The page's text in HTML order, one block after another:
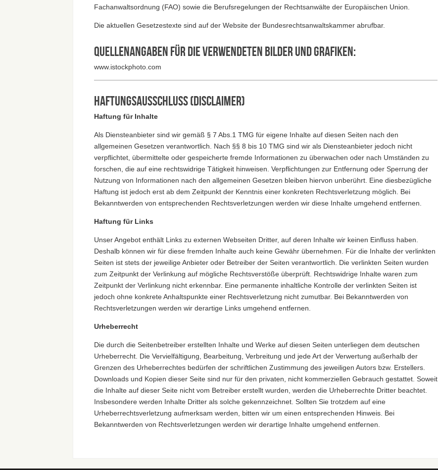
Fachanwaltsordnung (FAO) sowie die Berufsregelungen der Rechtsanwälte der Europäischen Union.
Die aktuellen Gesetzestexte sind auf der Website der Bundesrechtsanwaltskammer abrufbar.
Quellenangaben für die verwendeten Bilder und Grafiken:
www.istockphoto.com
Haftungsausschluss (Disclaimer)
Haftung für Inhalte
Als Diensteanbieter sind wir gemäß § 7 Abs.1 TMG für eigene Inhalte auf diesen Seiten nach den
allgemeinen Gesetzen verantwortlich. Nach §§ 8 bis 10 TMG sind wir als Diensteanbieter jedoch nicht
verpflichtet, übermittelte oder gespeicherte fremde Informationen zu überwachen oder nach Umständen zu
forschen, die auf eine rechtswidrige Tätigkeit hinweisen. Verpflichtungen zur Entfernung oder Sperrung der
Nutzung von Informationen nach den allgemeinen Gesetzen bleiben hiervon unberührt. Eine diesbezügliche
Haftung ist jedoch erst ab dem Zeitpunkt der Kenntnis einer konkreten Rechtsverletzung möglich. Bei
Bekanntwerden von entsprechenden Rechtsverletzungen werden wir diese Inhalte umgehend entfernen.
Haftung für Links
Unser Angebot enthält Links zu externen Webseiten Dritter, auf deren Inhalte wir keinen Einfluss haben.
Deshalb können wir für diese fremden Inhalte auch keine Gewähr übernehmen. Für die Inhalte der verlinkten
Seiten ist stets der jeweilige Anbieter oder Betreiber der Seiten verantwortlich. Die verlinkten Seiten wurden
zum Zeitpunkt der Verlinkung auf mögliche Rechtsverstöße überprüft. Rechtswidrige Inhalte waren zum
Zeitpunkt der Verlinkung nicht erkennbar. Eine permanente inhaltliche Kontrolle der verlinkten Seiten ist
jedoch ohne konkrete Anhaltspunkte einer Rechtsverletzung nicht zumutbar. Bei Bekanntwerden von
Rechtsverletzungen werden wir derartige Links umgehend entfernen.
Urheberrecht
Die durch die Seitenbetreiber erstellten Inhalte und Werke auf diesen Seiten unterliegen dem deutschen
Urheberrecht. Die Vervielfältigung, Bearbeitung, Verbreitung und jede Art der Verwertung außerhalb der
Grenzen des Urheberrechtes bedürfen der schriftlichen Zustimmung des jeweiligen Autors bzw. Erstellers.
Downloads und Kopien dieser Seite sind nur für den privaten, nicht kommerziellen Gebrauch gestattet. Soweit
die Inhalte auf dieser Seite nicht vom Betreiber erstellt wurden, werden die Urheberrechte Dritter beachtet.
Insbesondere werden Inhalte Dritter als solche gekennzeichnet. Sollten Sie trotzdem auf eine
Urheberrechtsverletzung aufmerksam werden, bitten wir um einen entsprechenden Hinweis. Bei
Bekanntwerden von Rechtsverletzungen werden wir derartige Inhalte umgehend entfernen.